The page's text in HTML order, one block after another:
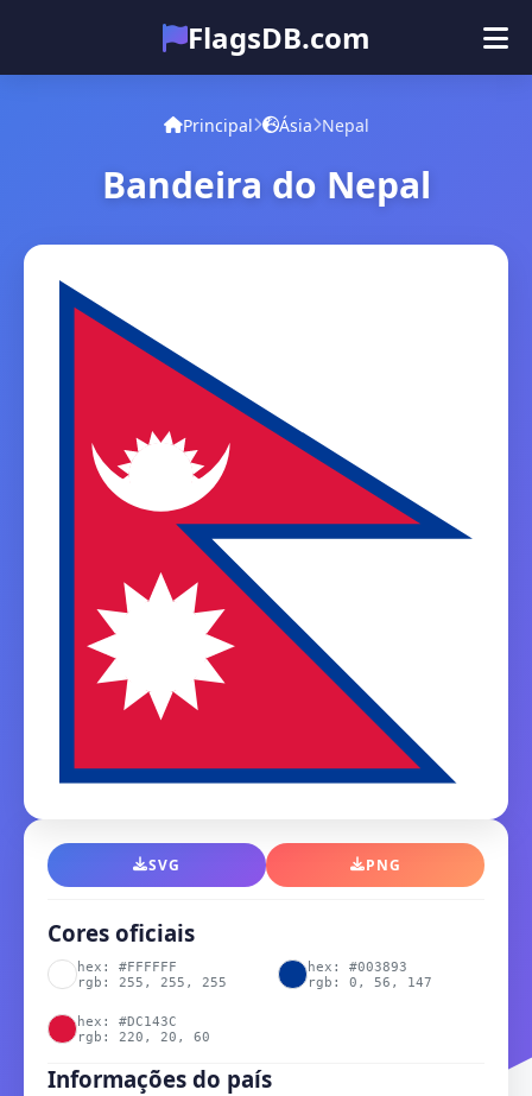
FlagsDB.com
Principal
Quiz
Principal Ásia Nepal
Bandeira do Nepal
SVG PNG
Cores oficiais
hex: #FFFFFF
rgb: 255, 255, 255
hex: #003893
rgb: 0, 56, 147
hex: #DC143C
rgb: 220, 20, 60
Informações do país